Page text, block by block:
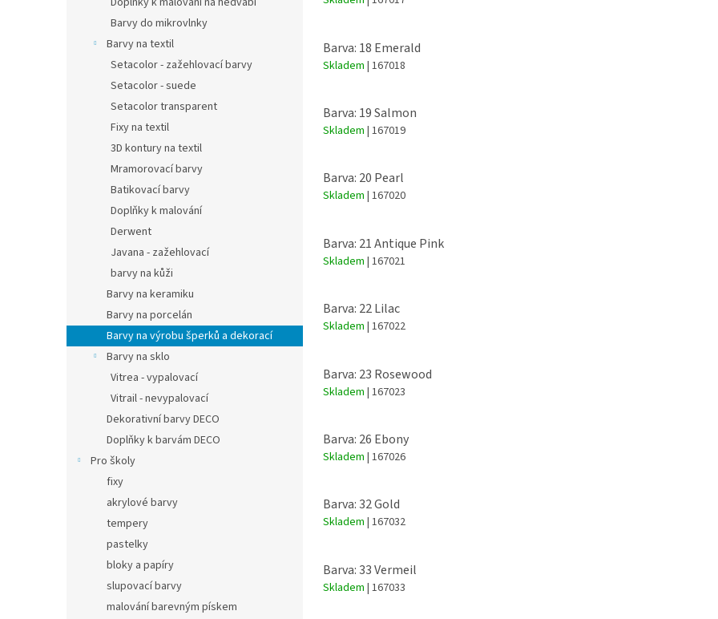
Barvy do mikrovlnky
Barvy na textil
Setacolor - zažehlovací barvy
Setacolor - suede
Setacolor transparent
Fixy na textil
3D kontury na textil
Mramorovací barvy
Batikovací barvy
Doplňky k malování
Derwent
Javana - zažehlovací
barvy na kůži
Barvy na keramiku
Barvy na porcelán
Barvy na výrobu šperků a dekorací
Barvy na sklo
Vitrea - vypalovací
Vitrail - nevypalovací
Dekorativní barvy DECO
Doplňky k barvám DECO
Pro školy
fixy
akrylové barvy
tempery
pastelky
bloky a papíry
slupovací barvy
malování barevným pískem
Barva: 18 Emerald
Skladem | 167018
Barva: 19 Salmon
Skladem | 167019
Barva: 20 Pearl
Skladem | 167020
Barva: 21 Antique Pink
Skladem | 167021
Barva: 22 Lilac
Skladem | 167022
Barva: 23 Rosewood
Skladem | 167023
Barva: 26 Ebony
Skladem | 167026
Barva: 32 Gold
Skladem | 167032
Barva: 33 Vermeil
Skladem | 167033